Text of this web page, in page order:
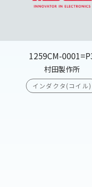
1259CM-
村田製作所
インダクタ(コイル)